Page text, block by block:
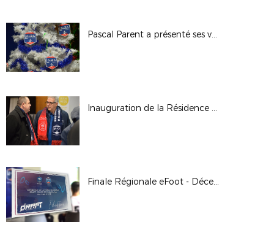
Pascal Parent a présenté ses voeux
Inauguration de la Résidence Espoirs (Tola Vologe), mercredi 11 décembre 2019
Finale Régionale eFoot - Décembre 2019